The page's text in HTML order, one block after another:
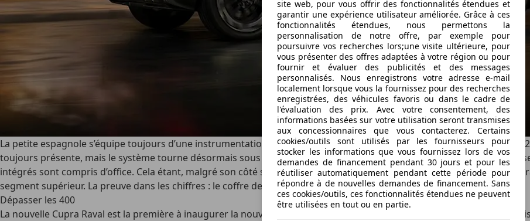
La petite espagnole s’équipe toujours d’une instrumentation de bord de 10,25 pouces ainsi que d’un écran central de
toujours présente, mais le système tourne désormais sous Android Automotive. Enfin, puisque la Raval est la
intégrés sont compris d’office. Cela étant, malgré son côté sportif…la Raval n’en reste pas moins pratique ! D’après
segment supérieur. La preuve dans les chiffres : le coffre de la Raval offre un espace de 441 litres.
Dépasser les 400
La nouvelle Cupra Raval est la première à inaugurer la nouvelle plateforme électrique MEB+ du groupe, qui se
site web, pour vous offrir des fonctionnalités étendues et
garantir une expérience utilisateur améliorée. Grâce à ces
fonctionnalités étendues, nous permettons la
personnalisation de notre offre, par exemple pour
poursuivre vos recherches lors;une visite ultérieure, pour
vous présenter des offres adaptées à votre région ou pour
fournir et évaluer des publicités et des messages
personnalisés. Nous enregistrons votre adresse e-mail
localement lorsque vous la fournissez pour des recherches
enregistrées, des véhicules favoris ou dans le cadre de
l'évaluation des prix. Avec votre consentement, des
informations basées sur votre utilisation seront transmises
aux concessionnaires que vous contacterez. Certains
cookies/outils sont utilisés par les fournisseurs pour
stocker les informations que vous fournissez lors de vos
demandes de financement pendant 30 jours et pour les
réutiliser automatiquement pendant cette période pour
répondre à de nouvelles demandes de financement. Sans
ces cookies/outils, ces fonctionnalités étendues ne peuvent
être utilisées en tout ou en partie.